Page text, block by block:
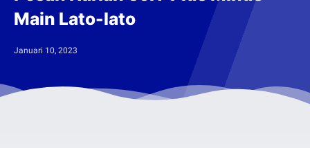
Main Lato-lato
Januari 10, 2023